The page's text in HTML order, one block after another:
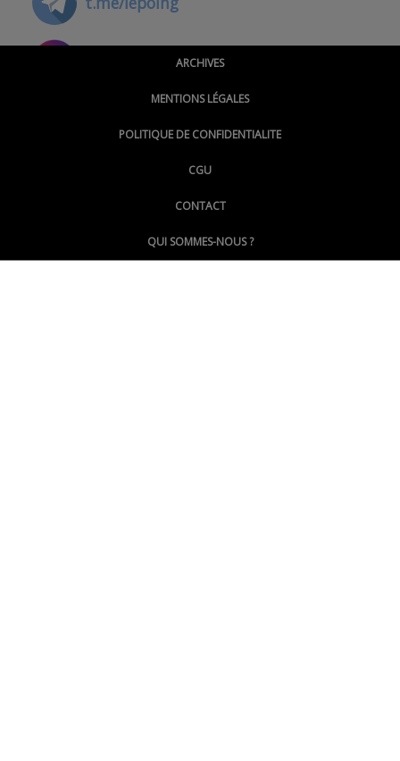
@montpellierpoinginfo
@LePoingMontpellier
ARCHIVES
MENTIONS LÉGALES
POLITIQUE DE CONFIDENTIALITE
CGU
CONTACT
QUI SOMMES-NOUS ?